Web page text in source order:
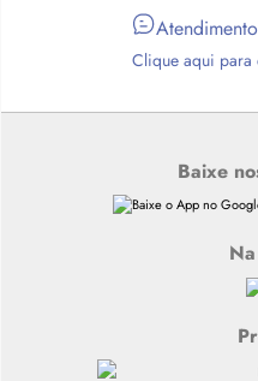
Clique aqui para
Baixe